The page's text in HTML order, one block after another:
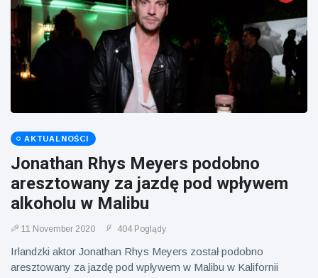
AKTUALNOŚCI
Jonathan Rhys Meyers podobno
aresztowany za jazdę pod wpływem
alkoholu w Malibu
11 November 2020 404 Poglądy
Irlandzki aktor Jonathan Rhys Meyers został podobno
aresztowany za jazdę pod wpływem w Malibu w Kalifornii